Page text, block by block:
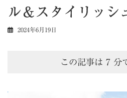
ル＆スタイリッシ
2024年6月19日
この記事は 7 分